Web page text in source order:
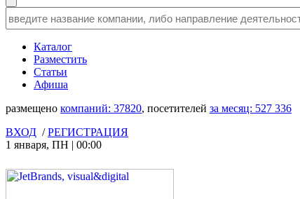
Каталог
Разместить
Статьи
Афиша
размещено компаний: 37820, посетителей за месяц: 527 336
ВХОД /РЕГИСТРАЦИЯ
1 января, ПН | 00:00